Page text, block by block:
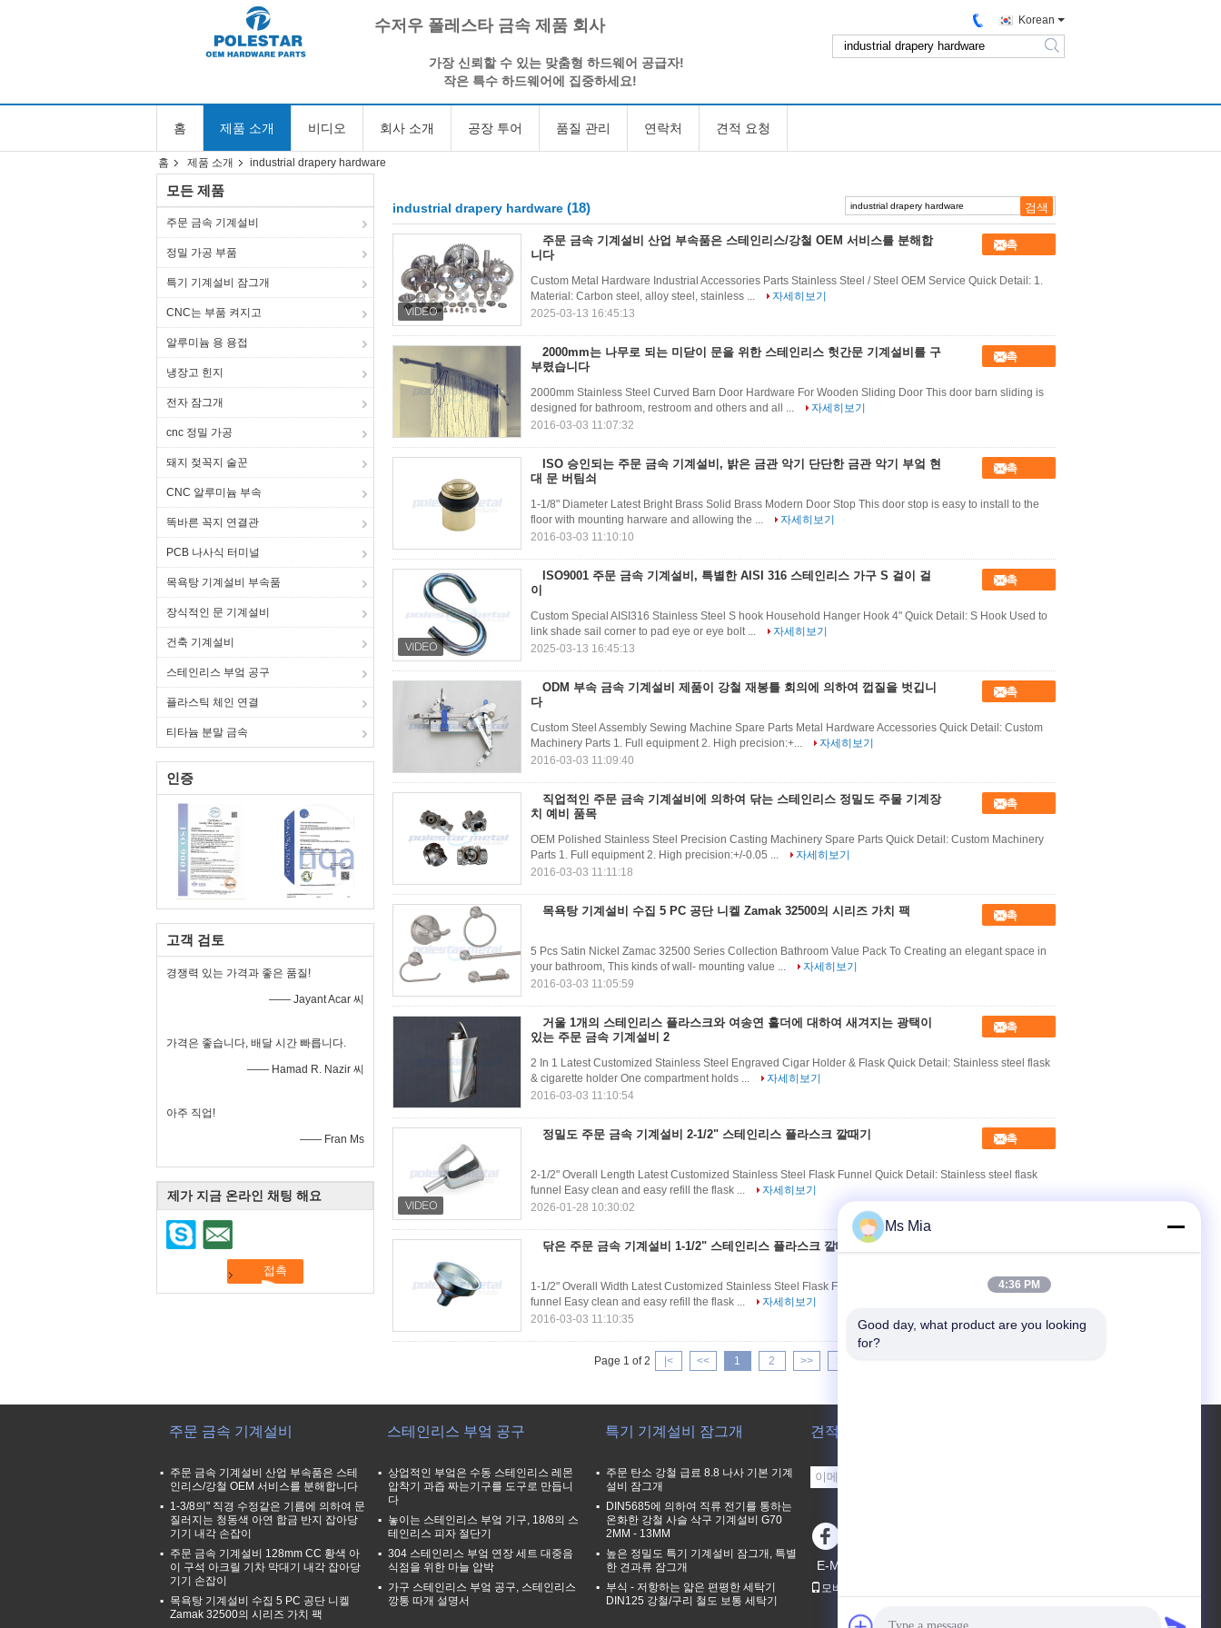
수저우 폴레스타 금속 제품 회사
가장 신뢰할 수 있는 맞춤형 하드웨어 공급자!
작은 특수 하드웨어에 집중하세요!
Korean
search
홈 제품 소개 비디오 회사 소개 공장 투어 품질 관리 연락처 견적 요청
홈 제품 소개 industrial drapery hardware
모든 제품
주문 금속 기계설비
정밀 가공 부품
특기 기계설비 잠그개
CNC는 부품 켜지고
알루미늄 용 용접
냉장고 힌지
전자 잠그개
cnc 정밀 가공
돼지 젖꼭지 술꾼
CNC 알루미늄 부속
똑바른 꼭지 연결관
PCB 나사식 터미널
목욕탕 기계설비 부속품
장식적인 문 기계설비
건축 기계설비
스테인리스 부엌 공구
플라스틱 체인 연결
티타늄 분말 금속
인증
고객 검토
경쟁력 있는 가격과 좋은 품질!
—— Jayant Acar 씨
가격은 좋습니다, 배달 시간 빠릅니다.
—— Hamad R. Nazir 씨
아주 직업!
—— Fran Ms
제가 지금 온라인 채팅 해요
industrial drapery hardware (18)
주문 금속 기계설비 산업 부속품은 스테인리스/강철 OEM 서비스를 분해합
니다
접촉
Custom Metal Hardware Industrial Accessories Parts Stainless Steel / Steel OEM Service Quick Detail: 1.
Material: Carbon steel, alloy steel, stainless ...
자세히보기
2025-03-13 16:45:13
2000mm는 나무로 되는 미닫이 문을 위한 스테인리스 헛간문 기계설비를 구
부렸습니다
접촉
2000mm Stainless Steel Curved Barn Door Hardware For Wooden Sliding Door This door barn sliding is
designed for bathroom, restroom and others and all ...
자세히보기
2016-03-03 11:07:32
ISO 승인되는 주문 금속 기계설비, 밝은 금관 악기 단단한 금관 악기 부엌 현
대 문 버팀쇠
접촉
1-1/8" Diameter Latest Bright Brass Solid Brass Modern Door Stop This door stop is easy to install to the
floor with mounting harware and allowing the ...
자세히보기
2016-03-03 11:10:10
ISO9001 주문 금속 기계설비, 특별한 AISI 316 스테인리스 가구 S 걸이 걸
이
접촉
Custom Special AISI316 Stainless Steel S hook Household Hanger Hook 4" Quick Detail: S Hook Used to
link shade sail corner to pad eye or eye bolt ...
자세히보기
2025-03-13 16:45:13
ODM 부속 금속 기계설비 제품이 강철 재봉틀 회의에 의하여 껍질을 벗깁니
다
접촉
Custom Steel Assembly Sewing Machine Spare Parts Metal Hardware Accessories Quick Detail: Custom
Machinery Parts 1. Full equipment 2. High precision:+...
자세히보기
2016-03-03 11:09:40
직업적인 주문 금속 기계설비에 의하여 닦는 스테인리스 정밀도 주물 기계장
치 예비 품목
접촉
OEM Polished Stainless Steel Precision Casting Machinery Spare Parts Quick Detail: Custom Machinery
Parts 1. Full equipment 2. High precision:+/-0.05 ...
자세히보기
2016-03-03 11:11:18
목욕탕 기계설비 수집 5 PC 공단 니켈 Zamak 32500의 시리즈 가치 팩 접촉
5 Pcs Satin Nickel Zamac 32500 Series Collection Bathroom Value Pack To Creating an elegant space in
your bathroom, This kinds of wall- mounting value ...
자세히보기
2016-03-03 11:05:59
거울 1개의 스테인리스 플라스크와 여송연 홀더에 대하여 새겨지는 광택이
있는 주문 금속 기계설비 2
접촉
2 In 1 Latest Customized Stainless Steel Engraved Cigar Holder & Flask Quick Detail: Stainless steel flask
& cigarette holder One compartment holds ...
자세히보기
2016-03-03 11:10:54
정밀도 주문 금속 기계설비 2-1/2" 스테인리스 플라스크 깔때기 접촉
2-1/2" Overall Length Latest Customized Stainless Steel Flask Funnel Quick Detail: Stainless steel flask
funnel Easy clean and easy refill the flask ...
자세히보기
2026-01-28 10:30:02
닦은 주문 금속 기계설비 1-1/2" 스테인리스 플라스크 깔때기 접촉
1-1/2" Overall Width Latest Customized Stainless Steel Flask Funnel Quick Detail: Stainless steel flask
funnel Easy clean and easy refill the flask ...
자세히보기
2016-03-03 11:10:35
Page 1 of 2 |< << 1 2 >> >|
주문 금속 기계설비
주문 금속 기계설비 산업 부속품은 스테
인리스/강철 OEM 서비스를 분해합니다
1-3/8의" 직경 수정같은 기름에 의하여 문
질러지는 청동색 아연 합금 반지 잡아당
기기 내각 손잡이
주문 금속 기계설비 128mm CC 황색 아
이 구석 아크릴 기차 막대기 내각 잡아당
기기 손잡이
목욕탕 기계설비 수집 5 PC 공단 니켈
Zamak 32500의 시리즈 가치 팩
스테인리스 부엌 공구
상업적인 부엌은 수동 스테인리스 레몬
압착기 과즙 짜는기구를 도구로 만듭니
다
놓이는 스테인리스 부엌 기구, 18/8의 스
테인리스 피자 절단기
304 스테인리스 부엌 연장 세트 대중음
식점을 위한 마늘 압박
가구 스테인리스 부엌 공구, 스테인리스
깡통 따개 설명서
특기 기계설비 잠그개
주문 탄소 강철 급료 8.8 나사 기본 기계
설비 잠그개
DIN5685에 의하여 직류 전기를 통하는
온화한 강철 사슬 삭구 기계설비 G70
2MM - 13MM
높은 정밀도 특기 기계설비 잠그개, 특별
한 견과류 잠그개
부식 - 저항하는 얇은 편평한 세탁기
DIN125 강철/구리 철도 보통 세탁기
견적 요청
E-Mail
모바일 사이트
Ms Mia
4:36 PM
Good day, what product are you looking
for?